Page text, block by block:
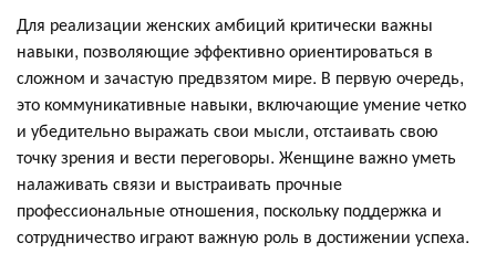
Для реализации женских амбиций критически важны
навыки, позволяющие эффективно ориентироваться в
сложном и зачастую предвзятом мире. В первую очередь,
это коммуникативные навыки, включающие умение четко
и убедительно выражать свои мысли, отстаивать свою
точку зрения и вести переговоры. Женщине важно уметь
налаживать связи и выстраивать прочные
профессиональные отношения, поскольку поддержка и
сотрудничество играют важную роль в достижении успеха.